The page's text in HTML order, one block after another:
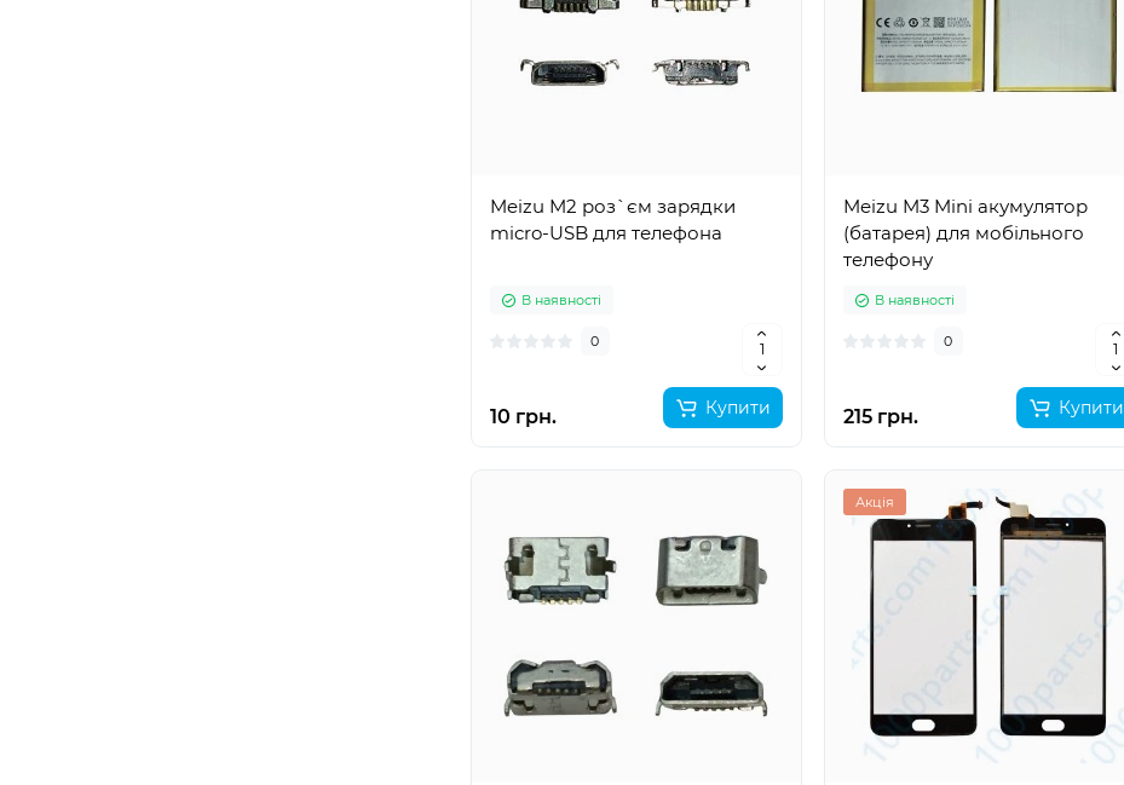
Meizu M2 роз`єм зарядки
micro-USB для телефона
В наявності
0
10 грн. Купити
Meizu M3 Mini акумулятор
(батарея) для мобільного
телефону
В наявності
0
215 грн. Купити
Акція